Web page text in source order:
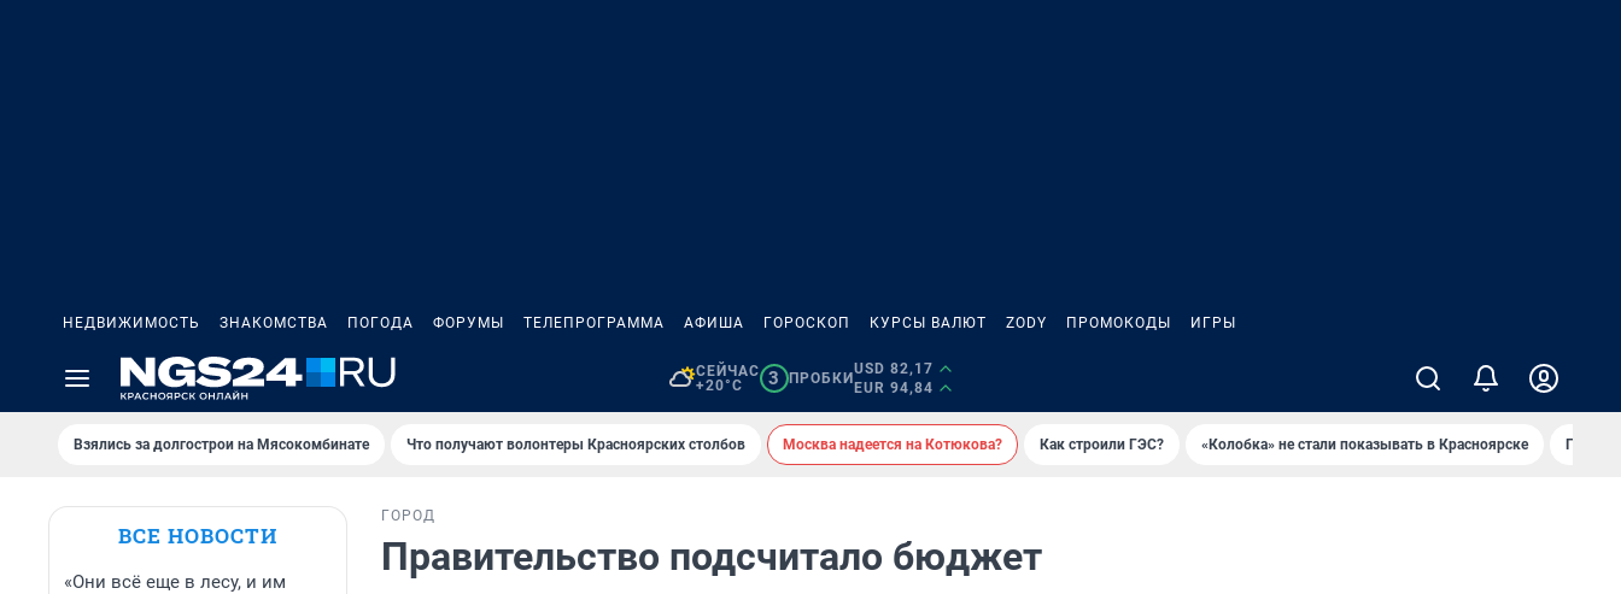
НЕДВИЖИМОСТЬ ЗНАКОМСТВА ПОГОДА ФОРУМЫ ТЕЛЕПРОГРАММА АФИША ГОРОСКОП КУРСЫ ВАЛЮТ ZODY ПРОМОКОДЫ ИГРЫ
СЕЙЧАС
+20°C
3 ПРОБКИ
USD 82,17
EUR 94,84
Взялись за долгострои на Мясокомбинате Что получают волонтеры Красноярских столбов Москва надеется на Котюкова? Как строили ГЭС? «Колобка» не стали показывать в Красноярске Гриль-
ВСЕ НОВОСТИ
«Они всё еще в лесу, и им
ГОРОД
Правительство подсчитало бюджет